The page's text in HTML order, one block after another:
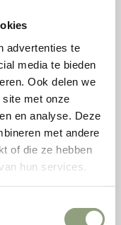
advertenties te
media te bieden
Ook delen we
met onze
en analyse. Deze
met andere
of die ze hebben
hun services.
Smaakvolle
en voegen
gerechten. Bij
verse kruiden, of
of ze zelf
Wartmann.
en behouden de